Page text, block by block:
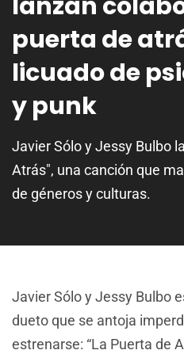
puerta de
licuado de
y punk
Javier Sólo y Jessy Bulbo
Atrás", una canción que
de géneros y culturas.
Javier Sólo y Jessy Bulbo
dueto que se antoja
estrenarse: “La Puerta de